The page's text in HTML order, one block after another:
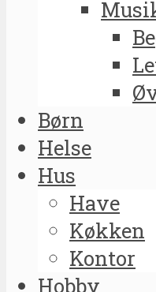
Børn
Helse
Hus
Have
Køkken
Kontor
Hobby